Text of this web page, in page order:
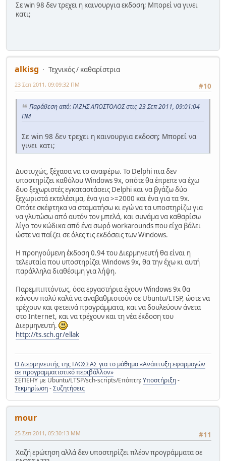
Σε win 98 δεν τρεχει η καινουργια εκδοση; Μπορεί να γινει
κατι;
alkisg
Τεχνικός / καθαρίστρια
#10
23 Σεπ 2011, 09:09:32 ΠΜ
Παράθεση από: ΓΑΖΗΣ ΑΠΟΣΤΟΛΟΣ στις 23 Σεπ 2011, 09:01:04
ΠΜ
Σε win 98 δεν τρεχει η καινουργια εκδοση; Μπορεί να
γινει κατι;
Δυστυχώς, ξέχασα να το αναφέρω. Το Delphi πια δεν
υποστηρίζει καθόλου Windows 9x, οπότε θα έπρεπε να έχω
δυο ξεχωριστές εγκαταστάσεις Delphi και να βγάζω δύο
ξεχωριστά εκτελέσιμα, ένα για >=2000 και ένα για τα 9x.
Οπότε σκέφτηκα να σταματήσω κι εγώ να τα υποστηρίζω για
να γλυτώσω από αυτόν τον μπελά, και συνάμα να καθαρίσω
λίγο τον κώδικα από ένα σωρό workarounds που είχα βάλει
ώστε να παίζει σε όλες τις εκδόσεις των Windows.
Η προηγούμενη έκδοση 0.94 του Διερμηνευτή θα είναι η
τελευταία που υποστηρίζει Windows 9x, θα την έχω κι αυτή
παράλληλα διαθέσιμη για λήψη.
Παρεμπιπτόντως, όσα εργαστήρια έχουν Windows 9x θα
κάνουν πολύ καλά να αναβαθμιστούν σε Ubuntu/LTSP, ώστε να
τρέχουν και φετεινά προγράμματα, και να δουλεύουν άνετα
στο Internet, και να τρέχουν και τη νέα έκδοση του
Διερμηνευτή.
http://ts.sch.gr/ellak
Ο Διερμηνευτής της ΓΛΩΣΣΑΣ για το μάθημα «Ανάπτυξη εφαρμογών
σε προγραμματιστικό περιβάλλον»
ΣΕΠΕΗΥ με Ubuntu/LTSP/sch-scripts/Επόπτη:Υποστήριξη-
Τεκμηρίωση-Συζητήσεις
mour
#11
25 Σεπ 2011, 05:30:13 ΜΜ
Χαζή ερώτηση αλλά δεν υποστηρίζει πλέον προγράμματα σε